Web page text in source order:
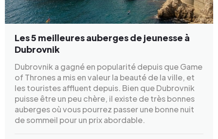
Les 5 meilleures auberges de jeunesse à
Dubrovnik
Dubrovnik a gagné en popularité depuis que Game
of Thrones a mis en valeur la beauté de la ville, et
les touristes affluent depuis. Bien que Dubrovnik
puisse être un peu chère, il existe de très bonnes
auberges où vous pourrez passer une bonne nuit
de sommeil pour un prix abordable.